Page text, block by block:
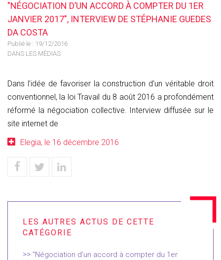
"NÉGOCIATION D’UN ACCORD À COMPTER DU 1ER
JANVIER 2017", INTERVIEW DE STÉPHANIE GUEDES
DA COSTA
Publié le : 19/12/2016
DANS LES MÉDIAS
Dans l’idée de favoriser la construction d’un véritable droit
conventionnel, la loi Travail du 8 août 2016 a profondément
réformé la négociation collective. Interview diffusée sur le
site internet de
Elegia, le 16 décembre 2016
"Négociation d’un accord à compter du 1er